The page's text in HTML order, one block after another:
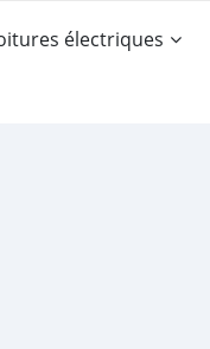
électriques